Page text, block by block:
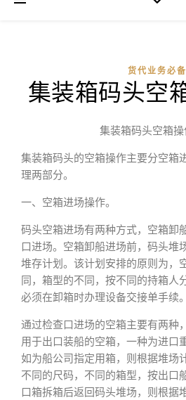
货代业务必备
集装箱码头空
集装箱码头空箱操
集装箱码头的空箱操作主要分空箱
理两部分。
一、空箱进场操作。
码头空箱进场有两种方式，空箱卸
口进场。空箱卸船进场前，码头堆
堆存计划。该计划安排的原则为，
同，箱型的不同，按不同的持箱人
必须在卸箱时办理设备交接单手续。
通过检查口进场的空箱主要有两种
用于出口装船的空箱，一种为进口
如为船公司指定用箱，则根据堆场
不同的尺码，不同的箱型，按出口
口箱拆箱后返回码头堆场，则根据